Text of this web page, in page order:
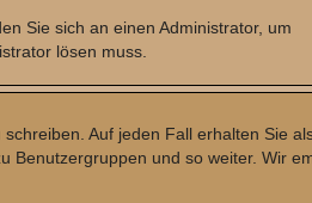
Sie sich an einen Administrator, um
lösen muss.
Auf jeden Fall erhalten Sie
Benutzergruppen und so weiter. Wir